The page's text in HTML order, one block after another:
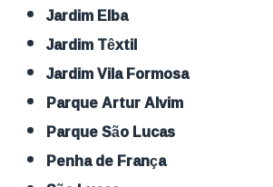
Jardim Elba
Jardim Têxtil
Jardim Vila Formosa
Parque Artur Alvim
Parque São Lucas
Penha de França